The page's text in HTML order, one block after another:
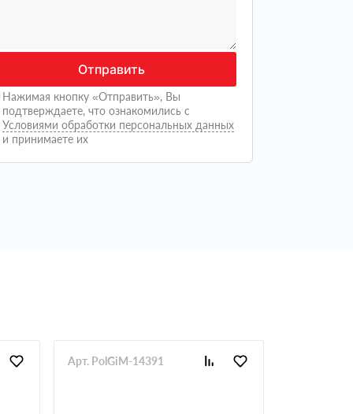
Отправить
Нажимая кнопку «Отправить», Вы
подтверждаете, что ознакомились с
Условиями обработки персональных данных
и принимаете их
Арт. PolGiM-14391